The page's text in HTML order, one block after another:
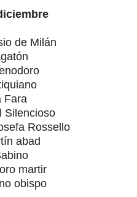
de Milán
Fara
Silencioso
Rossello
abad
martir
obispo